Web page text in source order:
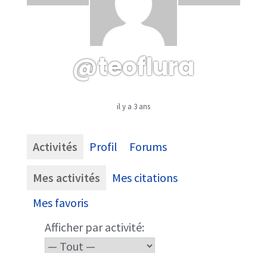
@teoflura
il y a 3 ans
Activités Profil Forums
Mes activités
Mes citations
Mes favoris
Afficher par activité: